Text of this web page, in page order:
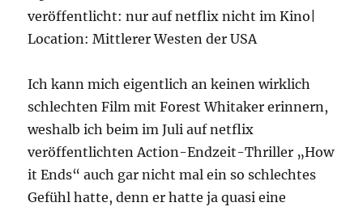
veröffentlicht: nur auf netflix nicht im Kino|
Location: Mittlerer Westen der USA
Ich kann mich eigentlich an keinen wirklich
schlechten Film mit Forest Whitaker erinnern,
weshalb ich beim im Juli auf netflix
veröffentlichten Action-Endzeit-Thriller „How
it Ends“ auch gar nicht mal ein so schlechtes
Gefühl hatte, denn er hatte ja quasi eine